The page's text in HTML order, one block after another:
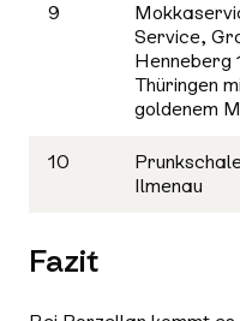
9
Service,
Henneberg
Thüringen
goldenem
10
Prunkschale
Ilmenau
Fazit